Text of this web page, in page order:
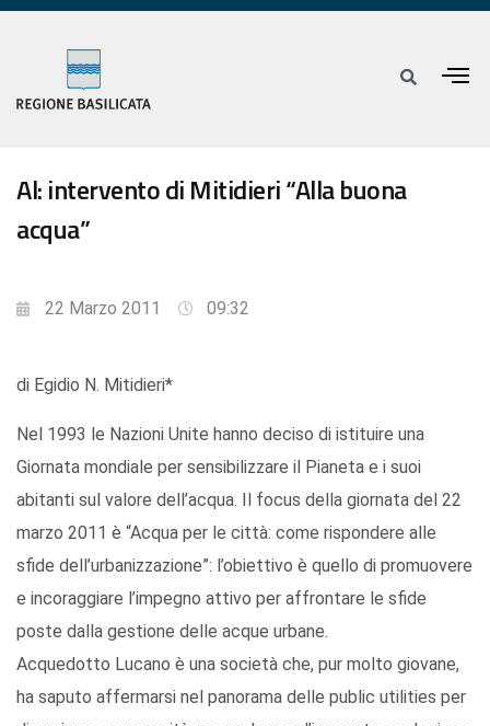
Al: intervento di Mitidieri “Alla buona
acqua”
22 Marzo 2011 09:32
di Egidio N. Mitidieri*
Nel 1993 le Nazioni Unite hanno deciso di istituire una
Giornata mondiale per sensibilizzare il Pianeta e i suoi
abitanti sul valore dell’acqua. Il focus della giornata del 22
marzo 2011 è “Acqua per le città: come rispondere alle
sfide dell’urbanizzazione”: l’obiettivo è quello di promuovere
e incoraggiare l’impegno attivo per affrontare le sfide
poste dalla gestione delle acque urbane.
Acquedotto Lucano è una società che, pur molto giovane,
ha saputo affermarsi nel panorama delle public utilities per